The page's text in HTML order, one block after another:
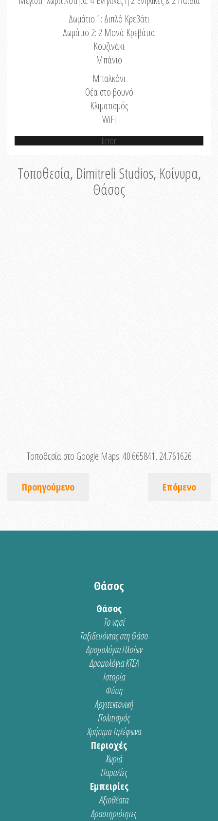
Δωμάτιο 1: Διπλό Κρεβάτι
Δωμάτιο 2: 2 Μονά Κρεβάτια
Κουζινάκι
Μπάνιο
Μπαλκόνι
Θέα στο βουνό
Κλιματισμός
WiFi
Error
Τοποθεσία, Dimitreli Studios, Κοίνυρα,
Θάσος
Τοποθεσία στο Google Maps:40.665841, 24.761626
Προηγούμενο Επόμενο
Θάσος
Θάσος
Το νησί
Ταξιδευόντας στη Θάσο
Δρομολόγια Πλοίων
Δρομολόγια ΚΤΕΛ
Ιστορία
Φύση
Αρχιτεκτονική
Πολιτισμός
Χρήσιμα Τηλέφωνα
Περιοχές
Χωριά
Παραλίες
Εμπειρίες
Αξιοθέατα
Δραστηριότητες